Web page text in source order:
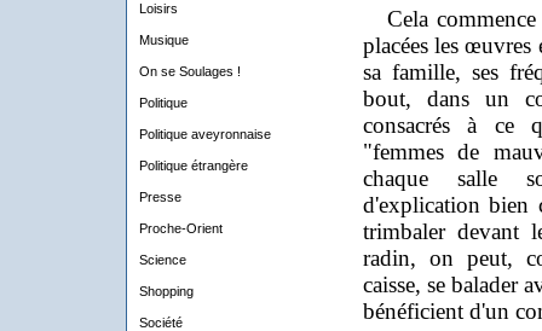
Loisirs
Musique
On se Soulages !
Politique
Politique aveyronnaise
Politique étrangère
Presse
Proche-Orient
Science
Shopping
Société
Cela commence
placées les œuvres
sa famille, ses
bout, dans un
consacrés à ce
"femmes de
chaque salle
d'explication bien
trimbaler devant
radin, on peut,
caisse, se balader
bénéficient d'un